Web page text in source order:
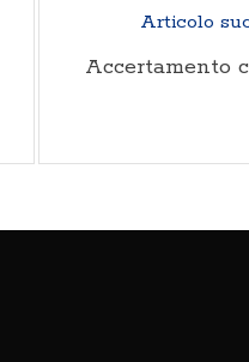
Articolo
Accertamento